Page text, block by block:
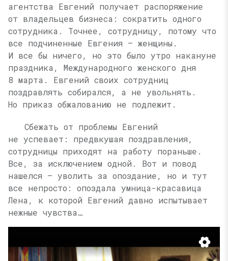
агентства Евгений получает распоряжение
от владельцев бизнеса: сократить одного
сотрудника. Точнее, сотрудницу, потому что
все подчиненные Евгения — женщины.
И все бы ничего, но это было утро накануне
праздника, Международного женского дня
8 марта. Евгений своих сотрудниц
поздравлять собирался, а не увольнять.
Но приказ обжалованию не подлежит.
Сбежать от проблемы Евгений
не успевает: предвкушая поздравления,
сотрудницы приходят на работу пораньше.
Все, за исключением одной. Вот и повод
нашелся — уволить за опоздание, но и тут
все непросто: опоздала умница-красавица
Лена, к которой Евгений давно испытывает
нежные чувства…